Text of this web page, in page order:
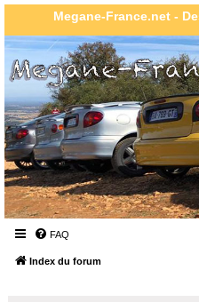
Megane-France.net -
FAQ
Index du forum